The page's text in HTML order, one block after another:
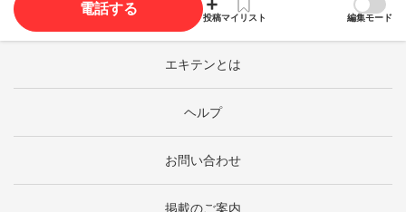
電話する
投稿マイリスト 編集モード
エキテンとは
ヘルプ
お問い合わせ
掲載のご案内